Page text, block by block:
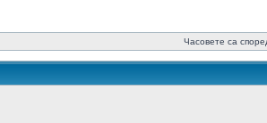
Часовете са